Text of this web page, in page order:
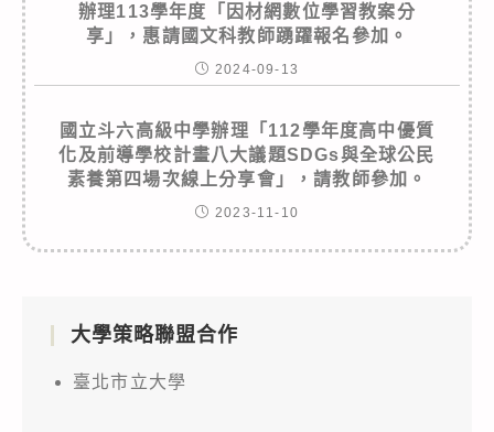
辦理113學年度「因材網數位學習教案分
享」，惠請國文科教師踴躍報名參加。
2024-09-13
國立斗六高級中學辦理「112學年度高中優質
化及前導學校計畫八大議題SDGs與全球公民
素養第四場次線上分享會」，請教師參加。
2023-11-10
大學策略聯盟合作
臺北市立大學